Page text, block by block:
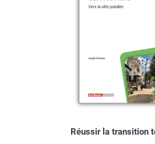
Réussir la transition